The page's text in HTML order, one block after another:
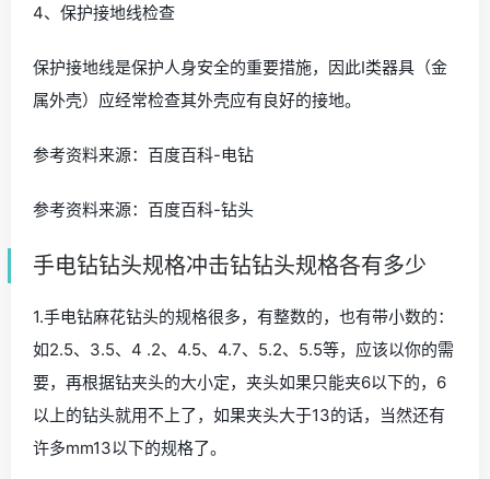
4、保护接地线检查
保护接地线是保护人身安全的重要措施，因此Ⅰ类器具（金
属外壳）应经常检查其外壳应有良好的接地。
参考资料来源：百度百科-电钻
参考资料来源：百度百科-钻头
手电钻钻头规格冲击钻钻头规格各有多少
1.手电钻麻花钻头的规格很多，有整数的，也有带小数的：
如2.5、3.5、4 .2、4.5、4.7、5.2、5.5等，应该以你的需
要，再根据钻夹头的大小定，夹头如果只能夹6以下的，6
以上的钻头就用不上了，如果夹头大于13的话，当然还有
许多mm13以下的规格了。